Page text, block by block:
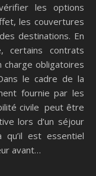
les options
les couvertures
destinations. En
certains contrats
obligatoires
le cadre de la
fournie par les
civile peut être
lors d’un séjour
qu’il est essentiel
avant…